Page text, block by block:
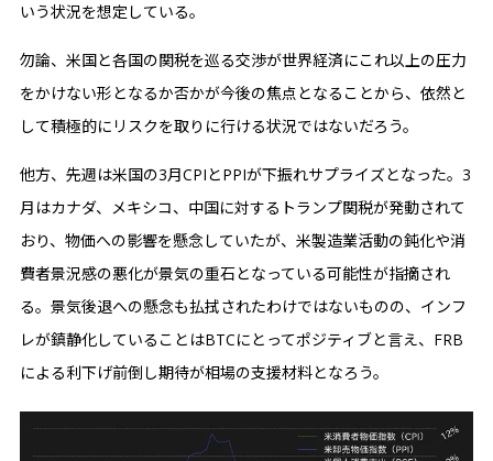
いう状況を想定している。
勿論、米国と各国の関税を巡る交渉が世界経済にこれ以上の圧力
をかけない形となるか否かが今後の焦点となることから、依然と
して積極的にリスクを取りに行ける状況ではないだろう。
他方、先週は米国の3月CPIとPPIが下振れサプライズとなった。3
月はカナダ、メキシコ、中国に対するトランプ関税が発動されて
おり、物価への影響を懸念していたが、米製造業活動の鈍化や消
費者景況感の悪化が景気の重石となっている可能性が指摘され
る。景気後退への懸念も払拭されたわけではないものの、インフ
レが鎮静化していることはBTCにとってポジティブと言え、FRB
による利下げ前倒し期待が相場の支援材料となろう。